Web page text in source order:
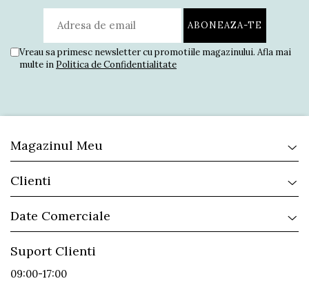
Vreau sa primesc newsletter cu promotiile magazinului. Afla mai
multe in Politica de Confidentialitate
Magazinul Meu
Clienti
Date Comerciale
Suport Clienti
09:00-17:00